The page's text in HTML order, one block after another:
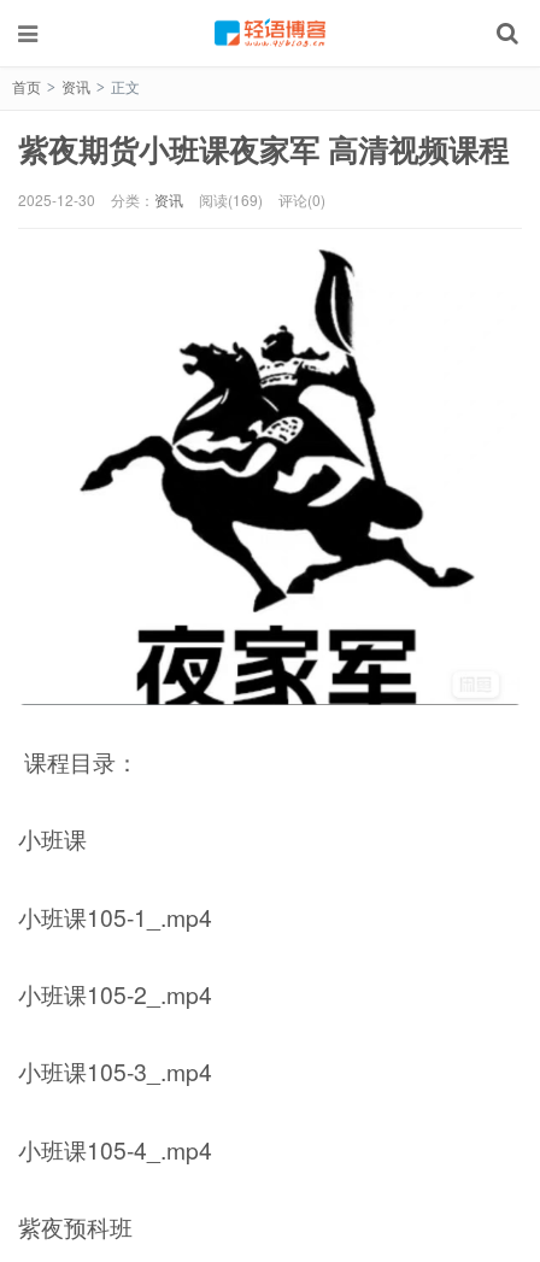
首页 > 资讯 > 正文
紫夜期货小班课夜家军 高清视频课程
2025-12-30 分类： 资讯 阅读(169) 评论(0)
课程目录：
小班课
小班课105-1_.mp4
小班课105-2_.mp4
小班课105-3_.mp4
小班课105-4_.mp4
紫夜预科班